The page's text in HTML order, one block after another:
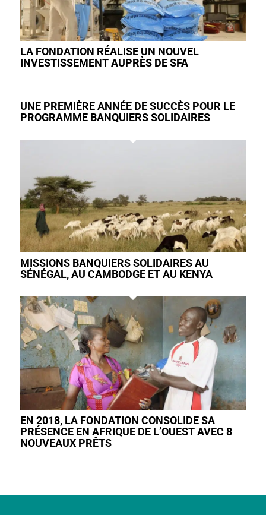
LA FONDATION RÉALISE UN NOUVEL
INVESTISSEMENT AUPRÈS DE SFA
UNE PREMIÈRE ANNÉE DE SUCCÈS POUR LE
PROGRAMME BANQUIERS SOLIDAIRES
MISSIONS BANQUIERS SOLIDAIRES AU
SÉNÉGAL, AU CAMBODGE ET AU KENYA
EN 2018, LA FONDATION CONSOLIDE SA
PRÉSENCE EN AFRIQUE DE L’OUEST AVEC 8
NOUVEAUX PRÊTS